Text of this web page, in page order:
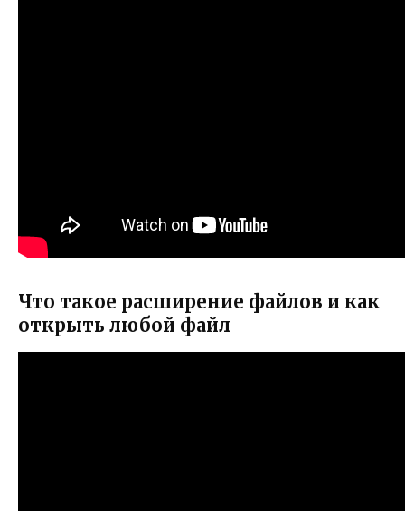
Что такое расширение файлов и как
открыть любой файл